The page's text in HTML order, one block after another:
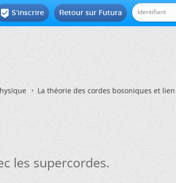
Retour sur Futura
 S'inscrire
La théorie des cordes bosoniques et
les supercordes.